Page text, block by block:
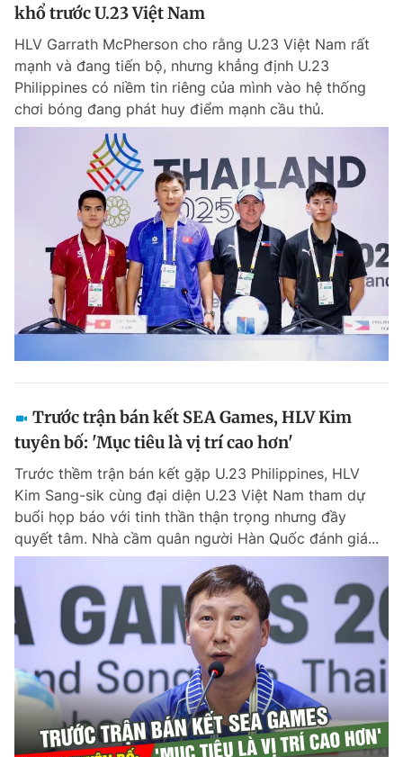
khổ trước U.23 Việt Nam
HLV Garrath McPherson cho rằng U.23 Việt Nam rất
mạnh và đang tiến bộ, nhưng khẳng định U.23
Philippines có niềm tin riêng của mình vào hệ thống
chơi bóng đang phát huy điểm mạnh cầu thủ.
Trước trận bán kết SEA Games, HLV Kim
tuyên bố: 'Mục tiêu là vị trí cao hơn'
Trước thềm trận bán kết gặp U.23 Philippines, HLV
Kim Sang-sik cùng đại diện U.23 Việt Nam tham dự
buổi họp báo với tinh thần thận trọng nhưng đầy
quyết tâm. Nhà cầm quân người Hàn Quốc đánh giá...